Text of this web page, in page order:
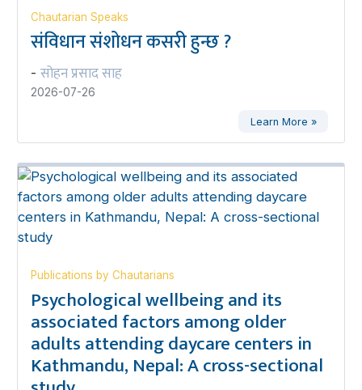
Chautarian Speaks
संविधान संशोधन कसरी हुन्छ ?
- सोहन प्रसाद साह
2026-07-26
Learn More »
Publications by Chautarians
Psychological wellbeing and its
associated factors among older
adults attending daycare centers in
Kathmandu, Nepal: A cross-sectional